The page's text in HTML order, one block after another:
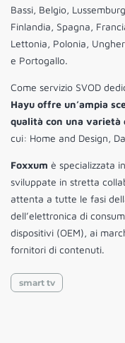
Bassi, Belgio,
Finlandia, Spagna,
Lettonia, Polonia,
e Portogallo.
Come servizio SVOD
Hayu offre un’ampia
qualità con una
cui: Home and Design,
Foxxum è specializzata
sviluppate in stretta
attenta a tutte le fasi
dell’elettronica di
dispositivi (OEM), ai
fornitori di contenuti.
smart tv